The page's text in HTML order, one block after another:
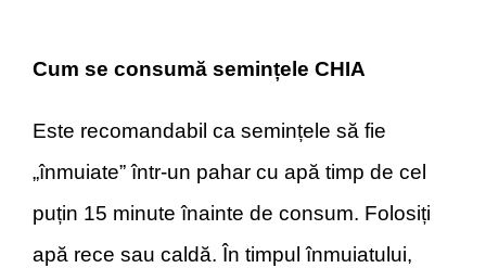
Cum se consumă semințele CHIA
Este recomandabil ca semințele să fie
„înmuiate” într-un pahar cu apă timp de cel
puțin 15 minute înainte de consum. Folosiți
apă rece sau caldă. În timpul înmuiatului,